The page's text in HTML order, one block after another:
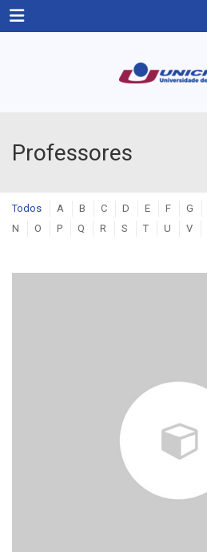
Menu
Professores
Todos A B C D E F G
N
O P Q R S T U V